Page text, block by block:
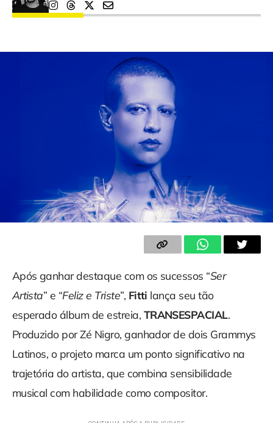
Após ganhar destaque com os sucessos “Ser
Artista” e “Feliz e Triste”, Fitti lança seu tão
esperado álbum de estreia, TRANSESPACIAL.
Produzido por Zé Nigro, ganhador de dois Grammys
Latinos, o projeto marca um ponto significativo na
trajetória do artista, que combina sensibilidade
musical com habilidade como compositor.